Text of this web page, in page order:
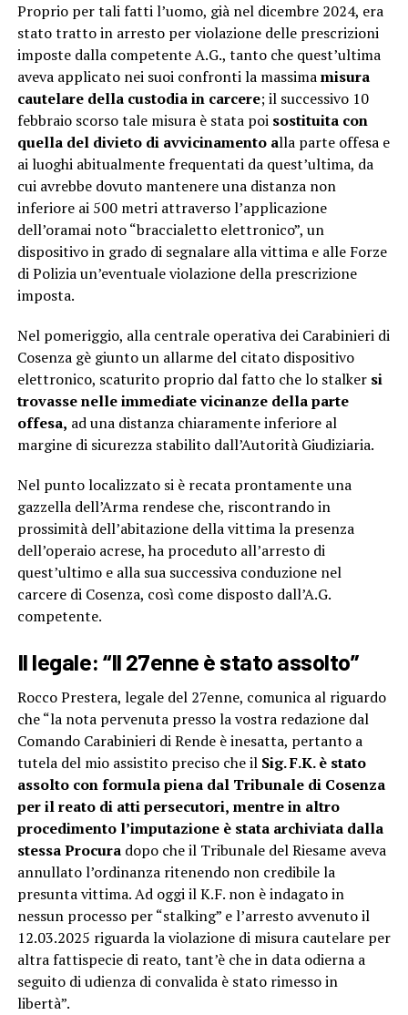
Proprio per tali fatti l’uomo, già nel dicembre 2024, era
stato tratto in arresto per violazione delle prescrizioni
imposte dalla competente A.G., tanto che quest’ultima
aveva applicato nei suoi confronti la massimamisura
cautelare della custodia in carcere; il successivo 10
febbraio scorso tale misura è stata poi sostituita con
quella del divieto di avvicinamento alla parte offesa e
ai luoghi abitualmente frequentati da quest’ultima, da
cui avrebbe dovuto mantenere una distanza non
inferiore ai 500 metri attraverso l’applicazione
dell’oramai noto “braccialetto elettronico”, un
dispositivo in grado di segnalare alla vittima e alle Forze
di Polizia un’eventuale violazione della prescrizione
imposta.
Nel pomeriggio, alla centrale operativa dei Carabinieri di
Cosenza gè giunto un allarme del citato dispositivo
elettronico, scaturito proprio dal fatto che lo stalker si
trovasse nelle immediate vicinanze della parte
offesa, ad una distanza chiaramente inferiore al
margine di sicurezza stabilito dall’Autorità Giudiziaria.
Nel punto localizzato si è recata prontamente una
gazzella dell’Arma rendese che, riscontrando in
prossimità dell’abitazione della vittima la presenza
dell’operaio acrese, ha proceduto all’arresto di
quest’ultimo e alla sua successiva conduzione nel
carcere di Cosenza, così come disposto dall’A.G.
competente.
Il legale: “Il 27enne è stato assolto”
Rocco Prestera, legale del 27enne, comunica al riguardo
che “la nota pervenuta presso la vostra redazione dal
Comando Carabinieri di Rende è inesatta, pertanto a
tutela del mio assistito preciso che il Sig. F.K. è stato
assolto con formula piena dal Tribunale di Cosenza
per il reato di atti persecutori, mentre in altro
procedimento l’imputazione è stata archiviata dalla
stessa Procuradopo che il Tribunale del Riesame aveva
annullato l’ordinanza ritenendo non credibile la
presunta vittima. Ad oggi il K.F. non è indagato in
nessun processo per “stalking” e l’arresto avvenuto il
12.03.2025 riguarda la violazione di misura cautelare per
altra fattispecie di reato, tant’è che in data odierna a
seguito di udienza di convalida è stato rimesso in
libertà”.